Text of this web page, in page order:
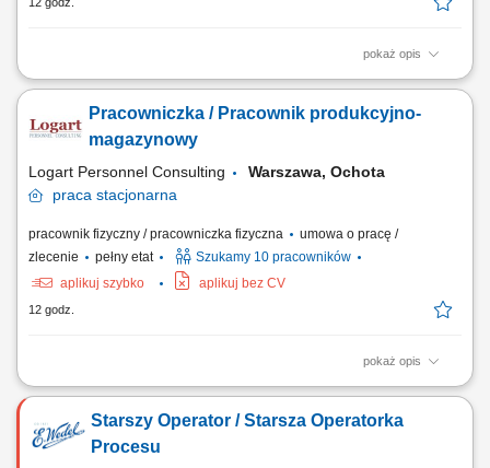
pokaż opis
Zakres obowiązków: Obsługa maszyn i urządzeń na linii produkcyjnej;
Przyjmowanie, kompletowanie i wydawanie towarów; Prawidłowe
rozmieszczanie asortymentu w strefie magazynu; Dbanie o porządek i
Pracowniczka / Pracownik produkcyjno-
magazynowy
Logart Personnel Consulting
Warszawa, Ochota
praca stacjonarna
pracownik fizyczny / pracowniczka fizyczna
umowa o pracę /
zlecenie
pełny etat
Szukamy 10 pracowników
aplikuj szybko
aplikuj bez CV
12 godz.
pokaż opis
Zakres obowiązków: Obsługa maszyn i urządzeń na linii produkcyjnej;
Przyjmowanie, kompletowanie i wydawanie towarów; Prawidłowe
rozmieszczanie asortymentu w strefie magazynu; Dbanie o porządek i
Starszy Operator / Starsza Operatorka
Procesu